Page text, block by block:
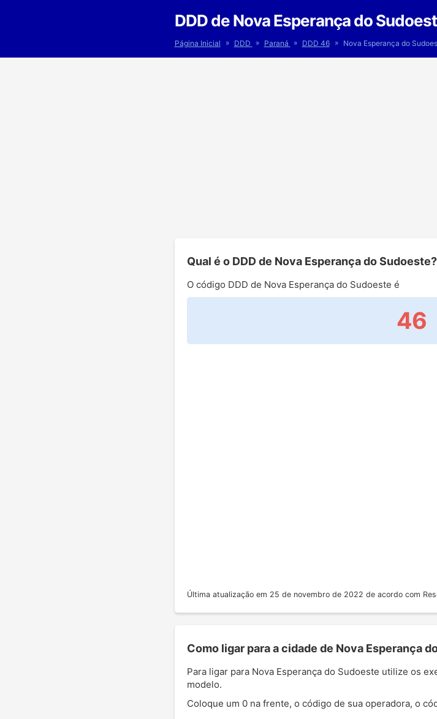
DDD de Nova Esperança do
Página Inicial » DDD » Paraná » DDD 46 » Nova Esperança do
Qual é o DDD de Nova Esperança do Sudoeste?
O código DDD de Nova Esperança do Sudoeste é
46
Última atualização em 25 de novembro de 2022 de acordo com
Como ligar para a cidade de Nova Esperança
Para ligar para Nova Esperança do Sudoeste utilize os
modelo.
Coloque um 0 na frente, o código de sua operadora, o